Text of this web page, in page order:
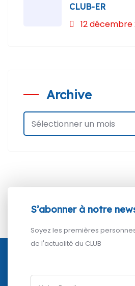
CLUB-ER
12 décembre
Archive
S’abonner à notre
Soyez les premières
de l'actualité du CLUB